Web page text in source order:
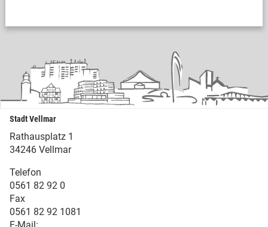
Stadt Vellmar
Rathausplatz 1
34246 Vellmar
Telefon
0561 82 92 0
Fax
0561 82 92 1081